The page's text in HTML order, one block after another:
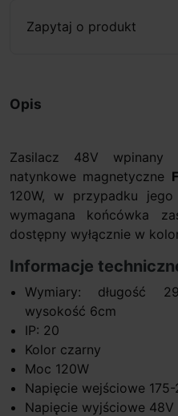
Zapytaj o produkt
Opis
Zasilacz 48V wpinany
natynkowe magnetyczne
120W, w przypadku
wymagana końcówka
dostępny wyłącznie w
Informacje
Wymiary: długość
wysokość 6cm
IP: 20
Kolor czarny
Moc 120W
Napięcie wejściowe
Napięcie wyjściowe 48V